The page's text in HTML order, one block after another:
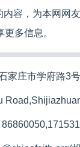
容，为本网网
多信息。
家庄市学府路3